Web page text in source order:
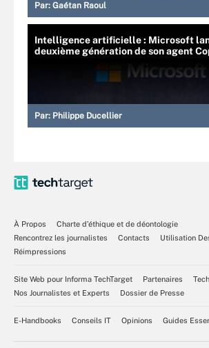
Par: Gaétan Raoul
Intelligence artificielle : Microsoft
deuxième génération de son agent
Par: Philippe Ducellier
À Propos
Charte d’éthique et de déontologie
Rencontrez les journalistes
Contacts
Utilisation
Réimpressions
Site Web pour Informa TechTarget Partenaires
Nos Journalistes et Experts
Dossier de Presse
E-Handbooks Conseils IT Opinions Guides